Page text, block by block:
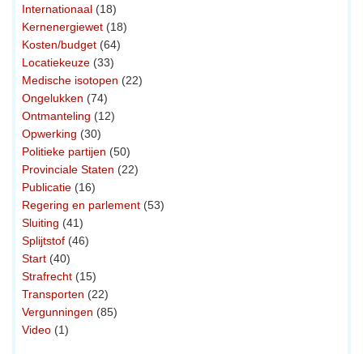
Internationaal (18)
Kernenergiewet (18)
Kosten/budget (64)
Locatiekeuze (33)
Medische isotopen (22)
Ongelukken (74)
Ontmanteling (12)
Opwerking (30)
Politieke partijen (50)
Provinciale Staten (22)
Publicatie (16)
Regering en parlement (53)
Sluiting (41)
Splijtstof (46)
Start (40)
Strafrecht (15)
Transporten (22)
Vergunningen (85)
Video (1)